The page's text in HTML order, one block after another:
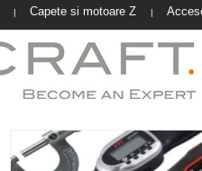
| Capete si motoare Z |